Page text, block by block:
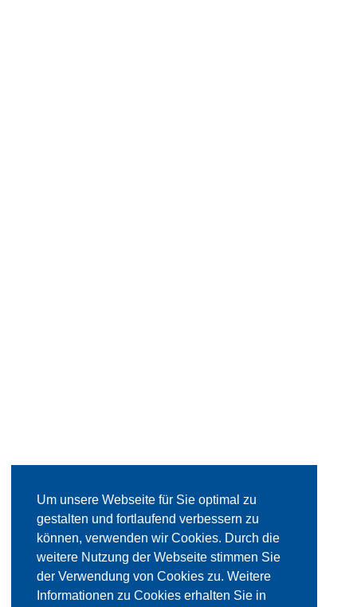
Um unsere Webseite für Sie optimal zu
gestalten und fortlaufend verbessern zu
können, verwenden wir Cookies. Durch die
weitere Nutzung der Webseite stimmen Sie
der Verwendung von Cookies zu. Weitere
Informationen zu Cookies erhalten Sie in